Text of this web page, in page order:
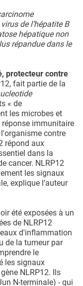
de l’hépatite B
hépatique non
répandue dans le
protecteur contre
fait partie de la
« de
les microbes et
immunitaire
contre
répond aux
dans la
cancer. NLRP12
les signaux
explique l’auteur
été exposées à un
de NLRP12
d'inflammation
de la tumeur par
le
les signaux
NLRP12. Ils
N-terminale) - qui